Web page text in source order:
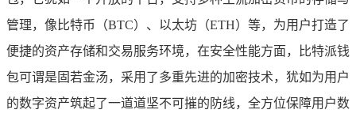
管理，像比特币（BTC）、以太坊（ETH）等，为用户打造了
便捷的资产存储和交易服务环境，在安全性能方面，比特派钱
包可谓是固若金汤，采用了多重先进的加密技术，犹如为用户
的数字资产筑起了一道道坚不可摧的防线，全方位保障用户数